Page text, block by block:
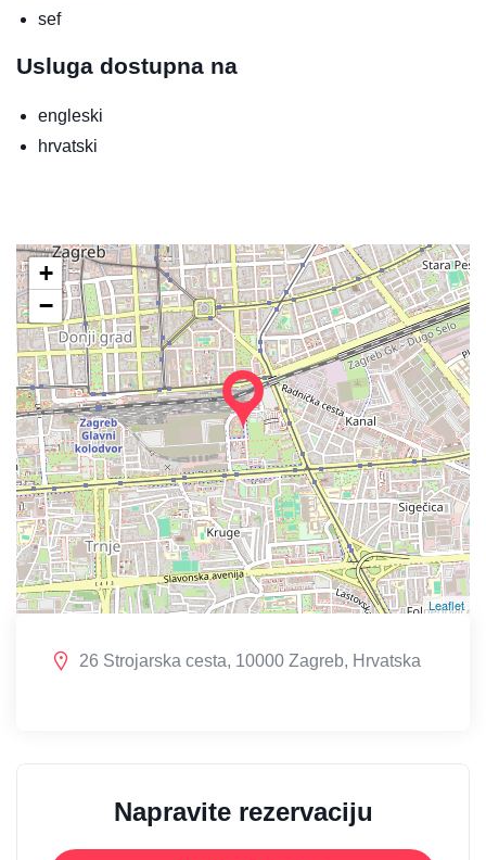
sef
Usluga dostupna na
engleski
hrvatski
+
−
Leaflet
26 Strojarska cesta, 10000 Zagreb, Hrvatska
Napravite rezervaciju